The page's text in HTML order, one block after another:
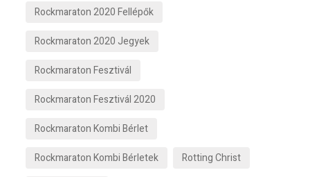
Rockmaraton 2020 Fellépők
Rockmaraton 2020 Jegyek
Rockmaraton Fesztivál
Rockmaraton Fesztivál 2020
Rockmaraton Kombi Bérlet
Rockmaraton Kombi Bérletek
Rotting Christ